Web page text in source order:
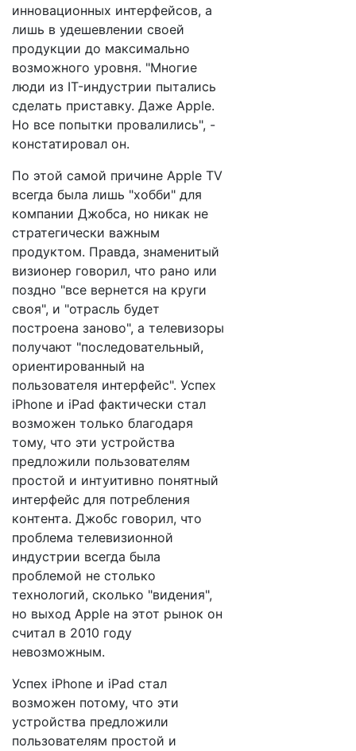
инновационных интерфейсов, а
лишь в удешевлении своей
продукции до максимально
возможного уровня. "Многие
люди из IT-индустрии пытались
сделать приставку. Даже Apple.
Но все попытки провалились", -
констатировал он.
По этой самой причине Apple TV
всегда была лишь "хобби" для
компании Джобса, но никак не
стратегически важным
продуктом. Правда, знаменитый
визионер говорил, что рано или
поздно "все вернется на круги
своя", и "отрасль будет
построена заново", а телевизоры
получают "последовательный,
ориентированный на
пользователя интерфейс". Успех
iPhone и iPad фактически стал
возможен только благодаря
тому, что эти устройства
предложили пользователям
простой и интуитивно понятный
интерфейс для потребления
контента. Джобс говорил, что
проблема телевизионной
индустрии всегда была
проблемой не столько
технологий, сколько "видения",
но выход Apple на этот рынок он
считал в 2010 году
невозможным.
Успех iPhone и iPad стал
возможен потому, что эти
устройства предложили
пользователям простой и